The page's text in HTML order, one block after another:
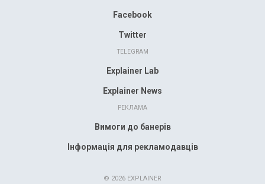
Facebook
Twitter
TELEGRAM
Explainer Lab
Explainer News
РЕКЛАМА
Вимоги до банерів
Інформація для рекламодавців
© 2026 EXPLAINER